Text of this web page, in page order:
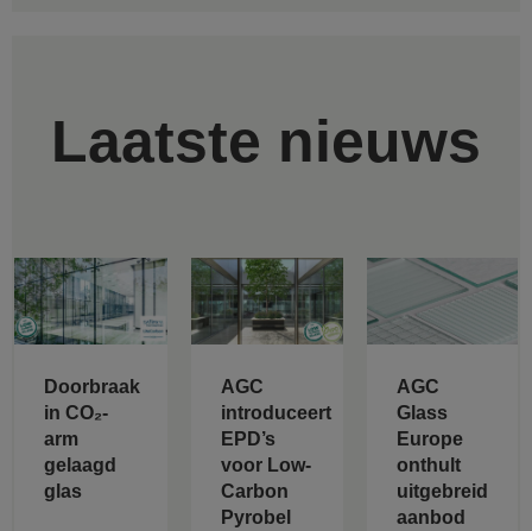
Laatste nieuws
Doorbraak
in CO₂-
arm
gelaagd
glas
AGC
introduceert
EPD’s
voor Low-
Carbon
Pyrobel
AGC
Glass
Europe
onthult
uitgebreid
aanbod